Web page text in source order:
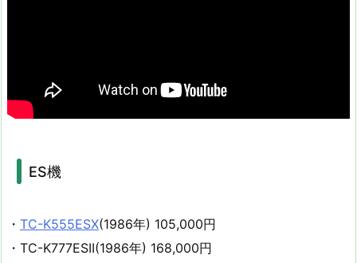
ES機
・ TC-K555ESX(1986年) 105,000円
・TC-K777ESII(1986年) 168,000円